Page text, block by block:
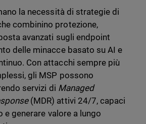
la necessità di strategie di
combinino protezione,
avanzati sugli endpoint
delle minacce basato su AI e
Con attacchi sempre più
gli MSP possono
servizi di Managed
(MDR) attivi 24/7, capaci
e generare valore a lungo